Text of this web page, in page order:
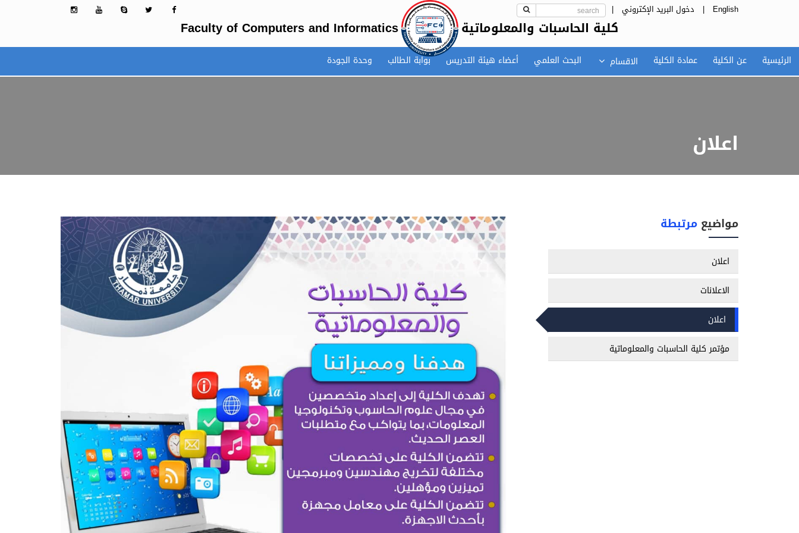
English
| دخول البريد الإكتروني |
كلية الحاسبات والمعلوماتية Faculty of Computers and Informatics
الرئيسية عن الكلية عمادة الكلية الاقسام البحث العلمي أعضاء هيئة التدريس بوابة الطالب وحدة الجودة
اعلان
مواضيع مرتبطة
اعلان
الاعلانات
اعلان
مؤتمر كلية الحاسبات والمعلوماتية